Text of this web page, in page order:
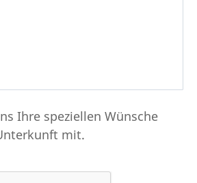
Ihre speziellen Wünsche
mit.